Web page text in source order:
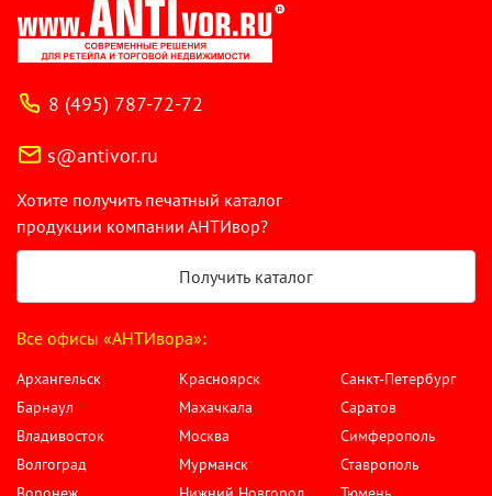
8 (495) 787-72-72
s@antivor.ru
Хотите получить печатный каталог
продукции компании АНТИвор?
Получить каталог
Все офисы «АНТИвора»:
Архангельск
Барнаул
Владивосток
Волгоград
Красноярск
Махачкала
Москва
Мурманск
Санкт-Петербург
Саратов
Симферополь
Ставрополь